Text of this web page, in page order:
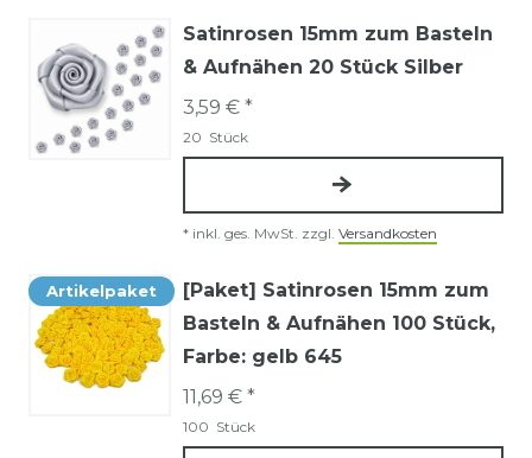
Satinrosen 15mm zum Basteln
& Aufnähen 20 Stück Silber
3,59 € *
20 Stück
* inkl. ges. MwSt. zzgl. Versandkosten
Artikelpaket
[Paket] Satinrosen 15mm zum
Basteln & Aufnähen 100 Stück,
Farbe: gelb 645
11,69 € *
100 Stück